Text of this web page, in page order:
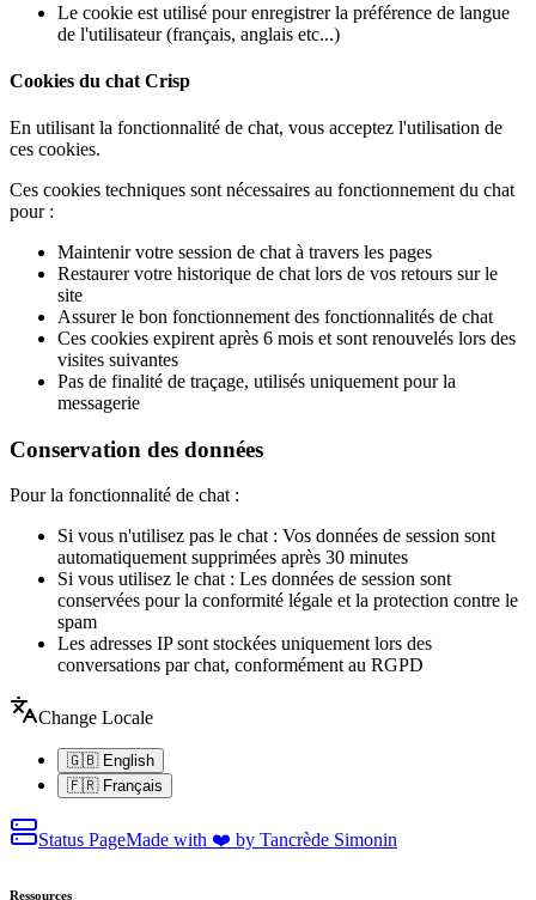
Le cookie est utilisé pour enregistrer la préférence de langue
de l'utilisateur (français, anglais etc...)
Cookies du chat Crisp
En utilisant la fonctionnalité de chat, vous acceptez l'utilisation de
ces cookies.
Ces cookies techniques sont nécessaires au fonctionnement du chat
pour :
Maintenir votre session de chat à travers les pages
Restaurer votre historique de chat lors de vos retours sur le
site
Assurer le bon fonctionnement des fonctionnalités de chat
Ces cookies expirent après 6 mois et sont renouvelés lors des
visites suivantes
Pas de finalité de traçage, utilisés uniquement pour la
messagerie
Conservation des données
Pour la fonctionnalité de chat :
Si vous n'utilisez pas le chat : Vos données de session sont
automatiquement supprimées après 30 minutes
Si vous utilisez le chat : Les données de session sont
conservées pour la conformité légale et la protection contre le
spam
Les adresses IP sont stockées uniquement lors des
conversations par chat, conformément au RGPD
Change Locale
🇬🇧 English
🇫🇷 Français
Status PageMade with ❤️ by Tancrède Simonin
Ressources